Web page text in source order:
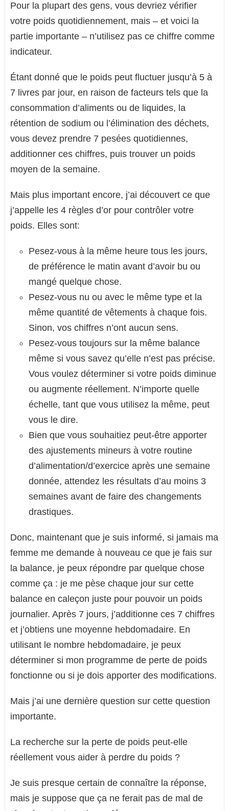
Pour la plupart des gens, vous devriez vérifier
votre poids quotidiennement, mais – et voici la
partie importante – n’utilisez pas ce chiffre comme
indicateur.
Étant donné que le poids peut fluctuer jusqu’à 5 à
7 livres par jour, en raison de facteurs tels que la
consommation d’aliments ou de liquides, la
rétention de sodium ou l’élimination des déchets,
vous devez prendre 7 pesées quotidiennes,
additionner ces chiffres, puis trouver un poids
moyen de la semaine.
Mais plus important encore, j’ai découvert ce que
j’appelle les 4 règles d’or pour contrôler votre
poids. Elles sont:
Pesez-vous à la même heure tous les jours,
de préférence le matin avant d’avoir bu ou
mangé quelque chose.
Pesez-vous nu ou avec le même type et la
même quantité de vêtements à chaque fois.
Sinon, vos chiffres n’ont aucun sens.
Pesez-vous toujours sur la même balance
même si vous savez qu’elle n’est pas précise.
Vous voulez déterminer si votre poids diminue
ou augmente réellement. N’importe quelle
échelle, tant que vous utilisez la même, peut
vous le dire.
Bien que vous souhaitiez peut-être apporter
des ajustements mineurs à votre routine
d’alimentation/d’exercice après une semaine
donnée, attendez les résultats d’au moins 3
semaines avant de faire des changements
drastiques.
Donc, maintenant que je suis informé, si jamais ma
femme me demande à nouveau ce que je fais sur
la balance, je peux répondre par quelque chose
comme ça : je me pèse chaque jour sur cette
balance en caleçon juste pour pouvoir un poids
journalier. Après 7 jours, j’additionne ces 7 chiffres
et j’obtiens une moyenne hebdomadaire. En
utilisant le nombre hebdomadaire, je peux
déterminer si mon programme de perte de poids
fonctionne ou si je dois apporter des modifications.
Mais j’ai une dernière question sur cette question
importante.
La recherche sur la perte de poids peut-elle
réellement vous aider à perdre du poids ?
Je suis presque certain de connaître la réponse,
mais je suppose que ça ne ferait pas de mal de